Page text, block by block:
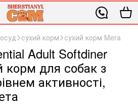
сухий корм сухий корм Mera
Adult Softdiner
корм для собак з
активності,